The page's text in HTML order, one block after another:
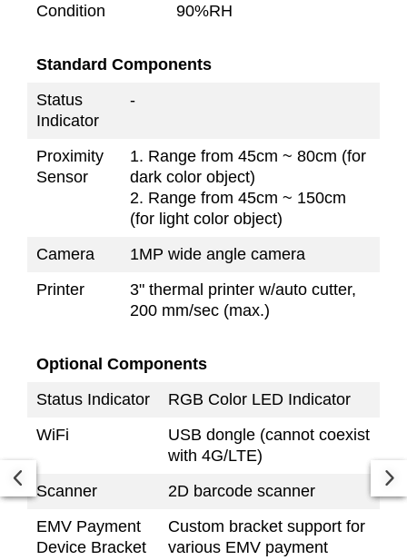
Condition
90%RH
Standard Components
Status
Indicator
-
Proximity
Sensor
1. Range from 45cm ~ 80cm (for
dark color object)
2. Range from 45cm ~ 150cm
(for light color object)
Camera
1MP wide angle camera
Printer
3" thermal printer w/auto cutter,
200 mm/sec (max.)
Optional Components
Status Indicator
RGB Color LED Indicator
WiFi
USB dongle (cannot coexist
with 4G/LTE)
Scanner
2D barcode scanner
EMV Payment
Device Bracket
Custom bracket support for
various EMV payment